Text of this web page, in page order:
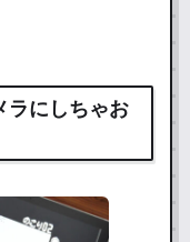
ラにしちゃお